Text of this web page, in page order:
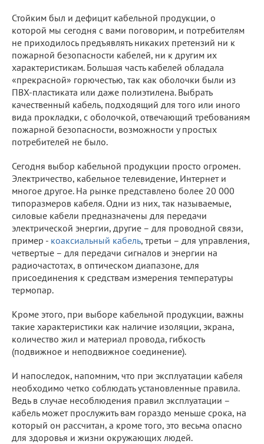
Стойким был и дефицит кабельной продукции, о
которой мы сегодня с вами поговорим, и потребителям
не приходилось предъявлять никаких претензий ни к
пожарной безопасности кабелей, ни к другим их
характеристикам. Большая часть кабелей обладала
«прекрасной» горючестью, так как оболочки были из
ПВХ-пластиката или даже полиэтилена. Выбрать
качественный кабель, подходящий для того или иного
вида прокладки, с оболочкой, отвечающий требованиям
пожарной безопасности, возможности у простых
потребителей не было.
Сегодня выбор кабельной продукции просто огромен.
Электричество, кабельное телевидение, Интернет и
многое другое. На рынке представлено более 20 000
типоразмеров кабеля. Одни из них, так называемые,
силовые кабели предназначены для передачи
электрической энергии, другие – для проводной связи,
пример - коаксиальный кабель, третьи – для управления,
четвертые – для передачи сигналов и энергии на
радиочастотах, в оптическом диапазоне, для
присоединения к средствам измерения температуры
термопар.
Кроме этого, при выборе кабельной продукции, важны
такие характеристики как наличие изоляции, экрана,
количество жил и материал провода, гибкость
(подвижное и неподвижное соединение).
И напоследок, напомним, что при эксплуатации кабеля
необходимо четко соблюдать установленные правила.
Ведь в случае несоблюдения правил эксплуатации –
кабель может прослужить вам гораздо меньше срока, на
который он рассчитан, а кроме того, это весьма опасно
для здоровья и жизни окружающих людей.